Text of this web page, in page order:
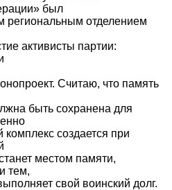
был
региональным отделением
активисты партии:
Считаю, что память
быть сохранена для
создается при
местом памяти,
тем,
свой воинский долг.